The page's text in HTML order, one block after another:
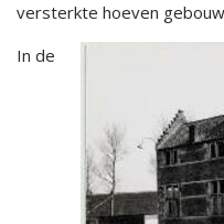
versterkte hoeven
In de